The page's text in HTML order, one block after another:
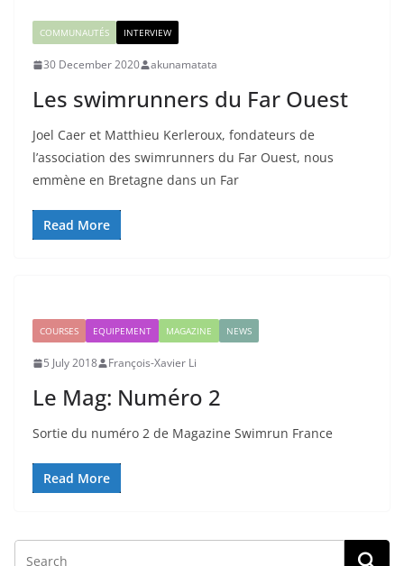
COMMUNAUTÉS INTERVIEW
30 December 2020 akunamatata
Les swimrunners du Far Ouest
Joel Caer et Matthieu Kerleroux, fondateurs de
l’association des swimrunners du Far Ouest, nous
emmène en Bretagne dans un Far
Read More
COURSES EQUIPEMENT MAGAZINE NEWS
5 July 2018 François-Xavier Li
Le Mag: Numéro 2
Sortie du numéro 2 de Magazine Swimrun France
Read More